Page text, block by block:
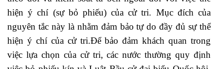
hiện ý chí (sự bỏ phiếu) của cử tri. Mục đích của
nguyên tắc này là nhằm đảm bảo tự do đầy đủ sự thể
hiện ý chí của cử tri.Để bảo đảm khách quan trong
việc lựa chọn của cử tri, các nước thường quy định